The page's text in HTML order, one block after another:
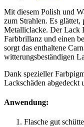
Mit diesem Polish und
zum Strahlen. Es
Metalliclacke. Der Lack
Farbbrillanz und einen
sorgt das enthaltene
witterungsbeständigen
Dank spezieller
Lackschäden
Anwendung:
Flasche gut